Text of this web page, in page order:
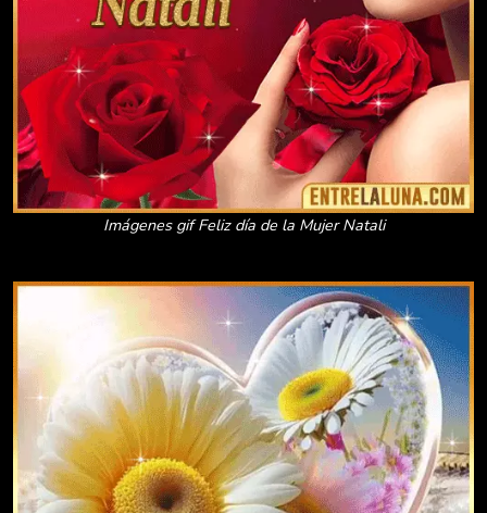
Imágenes gif Feliz día de la Mujer Natali